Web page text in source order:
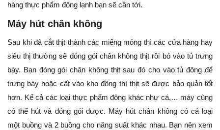
hàng thực phẩm đông lạnh bạn sẽ cần tới.
Máy hút chân không
Sau khi đã cắt thịt thành các miếng mỏng thì các cửa hàng hay
siêu thị thường sẽ đóng gói chân không thịt rồi bỏ vào tủ trưng
bày. Bạn đóng gói chân không thịt sau đó cho vào tủ đông để
trưng bày hoặc cất vào kho đông thì thịt sẽ được bảo quản tốt
hơn. Kể cả các loại thực phẩm đông khác như cá,… máy cũng
có thể hút và đóng gói được. Máy hút chân không có cả loại
một buồng và 2 buồng cho năng suất khác nhau. Bạn nên xem